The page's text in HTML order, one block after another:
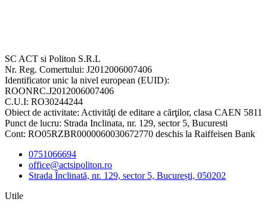
SC ACT si Politon S.R.L
Nr. Reg. Comertului: J2012006007406
Identificator unic la nivel european (EUID):
ROONRC.J2012006007406
C.U.I: RO30244244
Obiect de activitate: Activităţi de editare a cărţilor, clasa CAEN 5811
Punct de lucru: Strada Inclinata, nr. 129, sector 5, Bucuresti
Cont: RO05RZBR0000060030672770 deschis la Raiffeisen Bank
0751066694
office@actsipoliton.ro
Strada Înclinată, nr. 129, sector 5, București, 050202
Utile